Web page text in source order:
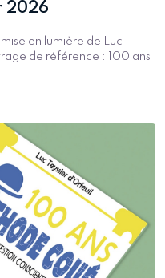
2026
en lumière de Luc
de référence : 100 ans